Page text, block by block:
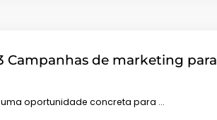
Campanhas de marketing para
uma oportunidade concreta para …